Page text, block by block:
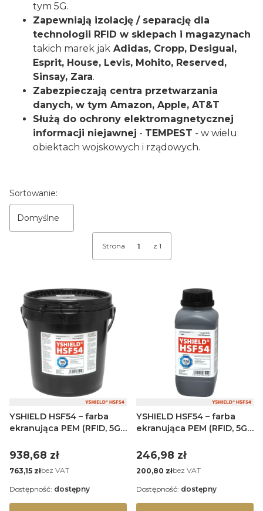
tym 5G.
Zapewniają izolację / separację dla
technologii RFID w sklepach i magazynach
takich marek jak Adidas, Cropp, Desigual,
Esprit, House, Levis, Mohito, Reserved,
Sinsay, Zara.
Zabezpieczają centra przetwarzania
danych, w tym Amazon, Apple, AT&T
Służą do ochrony elektromagnetycznej
informacji niejawnej - TEMPEST - w wielu
obiektach wojskowych i rządowych.
Lista produktów
Sortowanie:
Domyślne
Strona z 1
YSHIELD HSF54 – farba
ekranująca PEM (RFID, 5G)
Cena
938,68 zł
Cena
763,15 złbez VAT
Dostępność: dostępny
YSHIELD HSF54 – farba
ekranująca PEM (RFID, 5G)
Cena
246,98 zł
Cena
200,80 złbez VAT
Dostępność: dostępny